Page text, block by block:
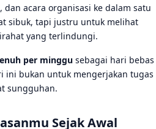
acara organisasi ke dalam satu
sibuk, tapi justru untuk melihat
yang terlindungi.
per minggu sebagai hari bebas
ini bukan untuk mengerjakan tugas
sungguhan.
Sejak Awal